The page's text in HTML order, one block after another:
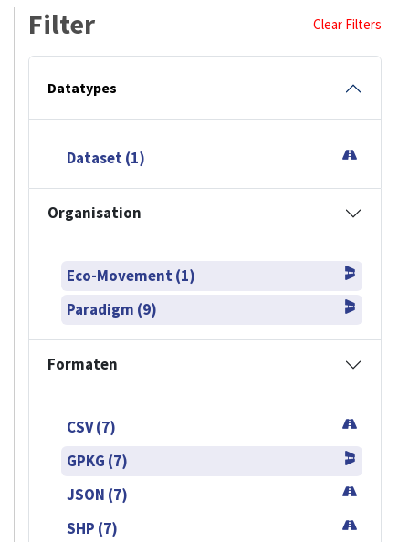
Filter Clear Filters
Datatypes
Dataset (1)
Organisation
Eco-Movement (1)
Paradigm (9)
Formaten
CSV (7)
GPKG (7)
JSON (7)
SHP (7)